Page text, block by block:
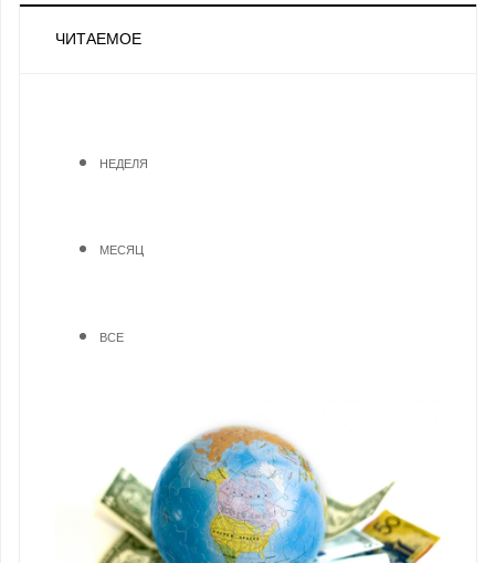
ЧИТАЕМОЕ
НЕДЕЛЯ
МЕСЯЦ
ВСЕ